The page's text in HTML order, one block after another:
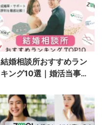
結婚相談所おすすめラン
キング10選｜婚活当事者
の視点で厳選！